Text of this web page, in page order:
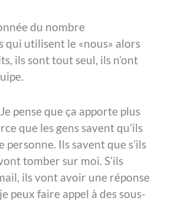
du nombre
qui utilisent le «nous» alors
ils sont tout seul, ils n’ont
pense que ça apporte plus
que les gens savent qu’ils
personne. Ils savent que s’ils
tomber sur moi. S’ils
ils vont avoir une réponse
peux faire appel à des sous-